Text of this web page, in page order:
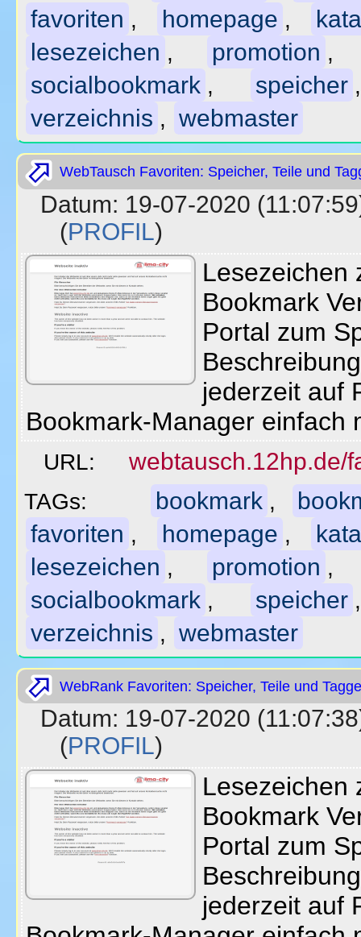
favoriten , homepage ,
lesezeichen , promotion
socialbookmark , speicher
verzeichnis , webmaster
WebTausch Favoriten: Speicher, Teile und
Datum: 19-07-2020
(PROFIL)
Lesezeichen
Bookmark
Portal zum
jederzeit auf
Bookmark-Manager einfach
URL: webtausch.12hp.de/
TAGs: bookmark ,
favoriten , homepage ,
lesezeichen , promotion
socialbookmark , speicher
verzeichnis , webmaster
WebRank Favoriten: Speicher, Teile und
Datum: 19-07-2020
(PROFIL)
Lesezeichen
Bookmark
Portal zum
jederzeit auf